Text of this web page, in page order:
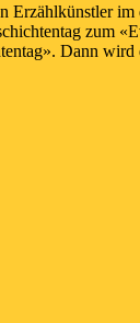
Erzählkünstler im
zum
Dann